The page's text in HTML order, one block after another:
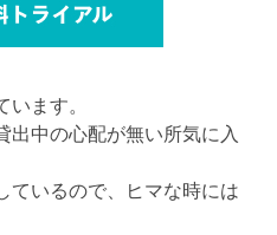
ます。
出中の心配が無い所気に入
ているので、ヒマな時には